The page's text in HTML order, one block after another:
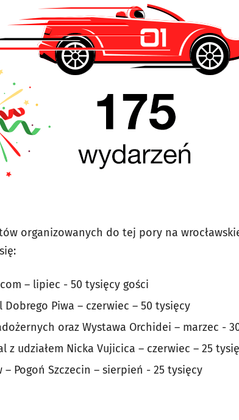
organizowanych do tej pory na
– lipiec - 50 tysięcy gości
Dobrego Piwa – czerwiec – 50 tysięcy
oraz Wystawa Orchidei – marzec -
z udziałem Nicka Vujicica – czerwiec – 25
– Pogoń Szczecin – sierpień - 25 tysięcy